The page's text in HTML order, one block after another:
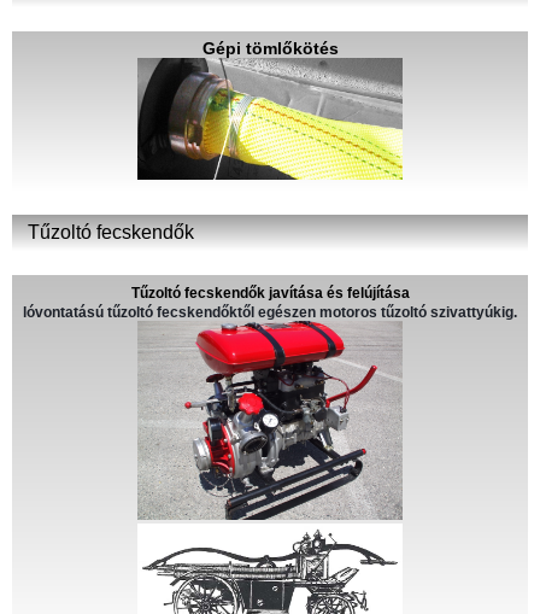
Gépi tömlőkötés
Tűzoltó fecskendők
Tűzoltó fecskendők javítása és felújítása
lóvontatású tűzoltó fecskendőktől egészen motoros tűzoltó szivattyúkig.